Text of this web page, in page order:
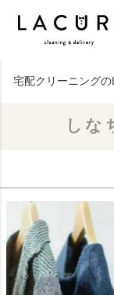
宅配クリーニング
しな